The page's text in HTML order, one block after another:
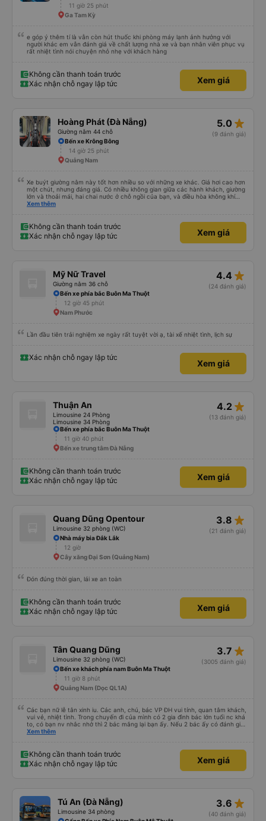
11 giờ 25 phút
Ga Tam Kỳ
e góp ý thêm tí là vẫn còn hút thuốc khi phòng máy lạnh ảnh hưởng với
người khác em vẫn đánh giá về chất lượng nhà xe và bạn nhân viên phục vụ
rất nhiệt tình nói chuyện nhỏ nhẹ với khách hàng
Không cần thanh toán trước
Xác nhận chỗ ngay lập tức
Xem giá
Hoàng Phát (Đà Nẵng)
Giường nằm 44 chỗ
5.0 star_rate
(9 đánh giá)
Bến xe Krông Bông
14 giờ 25 phút
Quảng Nam
Xe buýt giường nằm này tốt hơn nhiều so với những xe khác. Giá hơi cao hơn
một chút, nhưng đáng giá. Có nhiều không gian giữa các hành khách, giường
lớn và thoải mái, hai chai nước ở chỗ ngồi của bạn, và điều hòa không khí
ngay tại chỗ ngồi mà bạn có thể bật tắt. Nhân viên thân thiện và tài xế lái xe
Xem thêm
Không cần thanh toán trước
Xác nhận chỗ ngay lập tức
Xem giá
Mỹ Nữ Travel
Giường nằm 36 chỗ
4.4 star_rate
(24 đánh giá)
Bến xe phía bắc Buôn Ma Thuột
12 giờ 45 phút
Nam Phước
Lần đầu tiên trải nghiệm xe ngày rất tuyệt vời ạ, tài xế nhiệt tình, lịch sự
Xác nhận chỗ ngay lập tức
Xem giá
Thuận An
Limousine 24 Phòng
Limousine 34 Phòng
4.2 star_rate
(13 đánh giá)
Bến xe phía bắc Buôn Ma Thuột
11 giờ 40 phút
Bến xe trung tâm Đà Nẵng
Không cần thanh toán trước
Xác nhận chỗ ngay lập tức
Xem giá
Quang Dũng Opentour
Limousine 32 phòng (WC)
3.8 star_rate
(21 đánh giá)
Nhà máy bia Đắk Lắk
12 giờ
Cây xăng Đại Sơn (Quảng Nam)
Đón đúng thời gian, lái xe an toàn
Không cần thanh toán trước
Xác nhận chỗ ngay lập tức
Xem giá
Tân Quang Dũng
Limousine 32 phòng (WC)
3.7 star_rate
(3005 đánh giá)
Bến xe khách phía nam Buôn Ma Thuột
11 giờ 8 phút
Quảng Nam (Dọc QL1A)
Các bạn nữ lễ tân xinh iu. Các anh, chú, bác VP ĐH vui tính, quan tâm khách,
vui vẻ, nhiệt tình. Trong chuyến đi của mình có 2 gia đình bác lớn tuổi nc khá
to, có bạn nv nhắc nhở thì 2 bác mắng lại bạn ấy. Nếu 2 bác ấy có đánh giá
xấu thì mình ngược lại nha. Bạn ấy nhắc nhở rất đúng. 2 bác nói rất to. To
bạn ấy nha. Nếu bạn ấy bị trừ thì bảo bạn ấy liên hệ sđt của mình, mình hỗ
trợ ạ. Số mình đuôi 666, chuyến ĐH-NT ngày 16/1. À các bạn nữ lễ tân xinh
iu còn đổi cho mình phòng đơn sang đôi xong còn note là (một mình) yêu
Xem thêm
Không cần thanh toán trước
Xác nhận chỗ ngay lập tức
Xem giá
Tú An (Đà Nẵng)
Limousine 34 phòng
3.6 star_rate
(40 đánh giá)